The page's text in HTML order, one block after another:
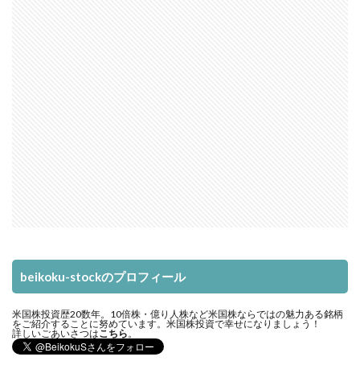
beikoku-stockのプロフィール
米国株投資歴20数年。10倍株・億り人株など米国株ならではの魅力ある銘柄
をご紹介することに努めています。米国株投資で幸せになりましょう！
詳しいごあいさつはこちら 。